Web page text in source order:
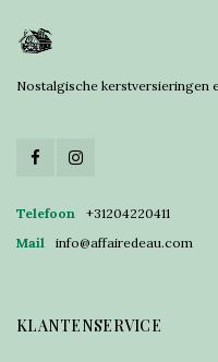
Nostalgische kerstversieringen
Telefoon
+31204220411
Mail
info@affairedeau.com
KLANTENSERVICE